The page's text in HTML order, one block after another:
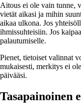
Aitous ei ole vain tunne,
vietät aikasi ja mihin
aikaa ulkona. Jos
ihmissuhteisiin. Jos
palautumiselle.
Pienet, tietoiset valinnat
mukaisesti, merkitys ei
päivääsi.
Tasapainoinen